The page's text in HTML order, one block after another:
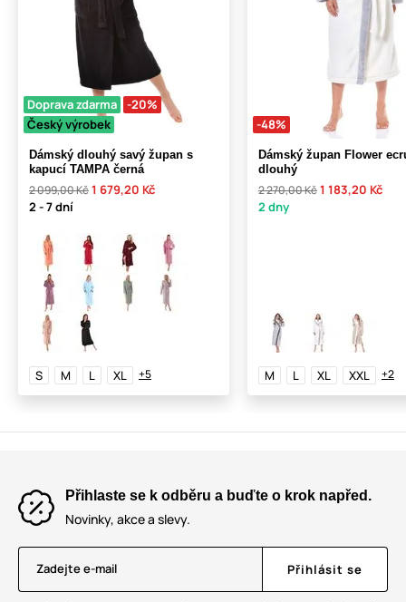
Doprava zdarma
-20%
Český výrobek
Dámský dlouhý savý župan s
kapucí TAMPA černá
2 099,00 Kč1 679,20 Kč
2 - 7 dní
S M L XL +5
-48%
Dámský župan Flower
dlouhý
2 270,00 Kč1 183,20 Kč
2 dny
M L XL XXL +2
Přihlaste se k odběru a buďte o krok napřed.
Novinky, akce a slevy.
Zadejte e-mail Přihlásit se